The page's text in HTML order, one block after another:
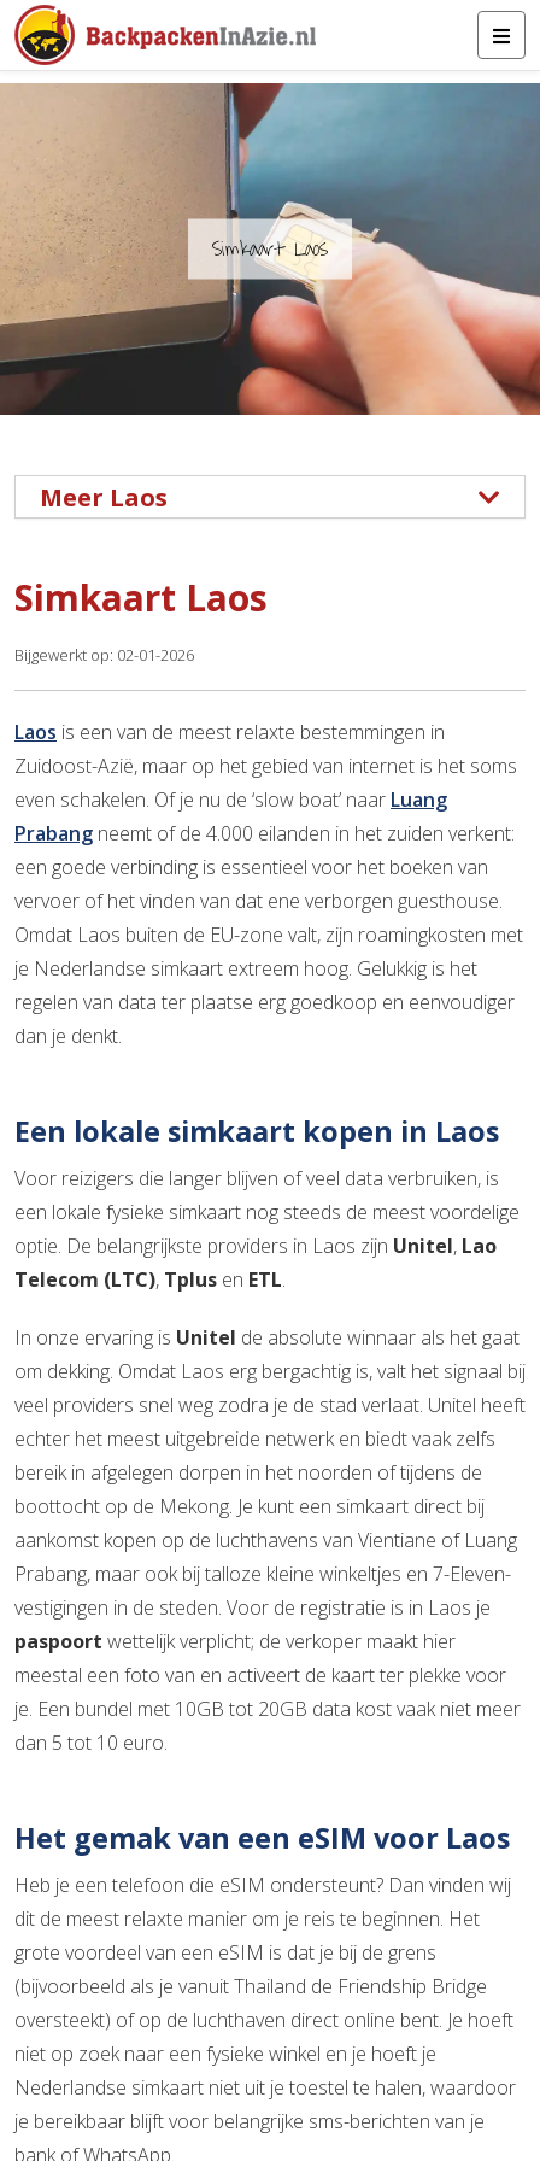
Simkaart Laos
Meer Laos
Simkaart Laos
Bijgewerkt op: 02-01-2026
Laos is een van de meest relaxte bestemmingen in
Zuidoost-Azië, maar op het gebied van internet is het soms
even schakelen. Of je nu de ‘slow boat’ naar Luang
Prabang neemt of de 4.000 eilanden in het zuiden verkent:
een goede verbinding is essentieel voor het boeken van
vervoer of het vinden van dat ene verborgen guesthouse.
Omdat Laos buiten de EU-zone valt, zijn roamingkosten met
je Nederlandse simkaart extreem hoog. Gelukkig is het
regelen van data ter plaatse erg goedkoop en eenvoudiger
dan je denkt.
Een lokale simkaart kopen in Laos
Voor reizigers die langer blijven of veel data verbruiken, is
een lokale fysieke simkaart nog steeds de meest voordelige
optie. De belangrijkste providers in Laos zijn Unitel, Lao
Telecom (LTC), Tplus en ETL.
In onze ervaring is Unitel de absolute winnaar als het gaat
om dekking. Omdat Laos erg bergachtig is, valt het signaal bij
veel providers snel weg zodra je de stad verlaat. Unitel heeft
echter het meest uitgebreide netwerk en biedt vaak zelfs
bereik in afgelegen dorpen in het noorden of tijdens de
boottocht op de Mekong. Je kunt een simkaart direct bij
aankomst kopen op de luchthavens van Vientiane of Luang
Prabang, maar ook bij talloze kleine winkeltjes en 7-Eleven-
vestigingen in de steden. Voor de registratie is in Laos je
paspoort wettelijk verplicht; de verkoper maakt hier
meestal een foto van en activeert de kaart ter plekke voor
je. Een bundel met 10GB tot 20GB data kost vaak niet meer
dan 5 tot 10 euro.
Het gemak van een eSIM voor Laos
Heb je een telefoon die eSIM ondersteunt? Dan vinden wij
dit de meest relaxte manier om je reis te beginnen. Het
grote voordeel van een eSIM is dat je bij de grens
(bijvoorbeeld als je vanuit Thailand de Friendship Bridge
oversteekt) of op de luchthaven direct online bent. Je hoeft
niet op zoek naar een fysieke winkel en je hoeft je
Nederlandse simkaart niet uit je toestel te halen, waardoor
je bereikbaar blijft voor belangrijke sms-berichten van je
bank of WhatsApp.